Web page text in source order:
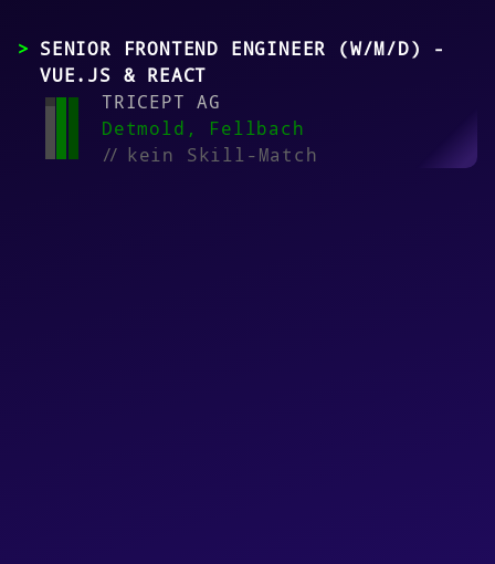
SENIOR FRONTEND ENGINEER (W/M/D) -
VUE.JS & REACT
TRICEPT AG
Detmold, Fellbach
//kein Skill-Match